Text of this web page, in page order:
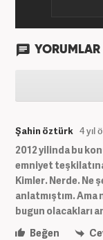
YORUMLAR
Şahin öztürk 4 yıl
2012 yilinda bu
emniyet
Kimler. Nerde. Ne
anlatmıştım. Ama
bugun olacakları
Beğen